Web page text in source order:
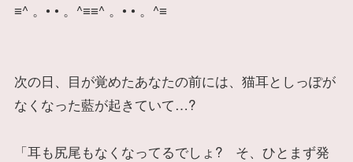
≡^ 。• • 。^≡≡^ 。• • 。^≡
次の日、目が覚めたあなたの前には、猫耳としっぽが
なくなった藍が起きていて…?
「耳も尻尾もなくなってるでしょ? そ、ひとまず発